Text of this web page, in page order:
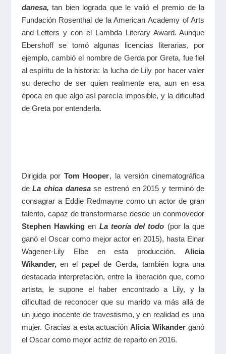
danesa, tan bien lograda que le valió el premio de la
Fundación Rosenthal de la American Academy of Arts
and Letters y con el Lambda Literary Award. Aunque
Ebershoff se tomó algunas licencias literarias, por
ejemplo, cambió el nombre de Gerda por Greta, fue fiel
al espíritu de la historia: la lucha de Lily por hacer valer
su derecho de ser quien realmente era, aun en esa
época en que algo así parecía imposible, y la dificultad
de Greta por entenderla.
Dirigida porTom Hooper, la versión cinematográfica
deLa chica danesase estrenó en 2015 y terminó de
consagrar a Eddie Redmayne como un actor de gran
talento, capaz de transformarse desde un conmovedor
Stephen Hawkingen La teoría del todo (por la que
ganó el Oscar como mejor actor en 2015), hasta Einar
Wagener-Lily Elbe en esta producción.Alicia
Wikander,en el papel de Gerda, también logra una
destacada interpretación, entre la liberación que, como
artista, le supone el haber encontrado a Lily, y la
dificultad de reconocer que su marido va más allá de
un juego inocente de travestismo, y en realidad es una
mujer. Gracias a esta actuaciónAlicia Wikander ganó
el Oscar como mejor actriz de reparto en 2016.